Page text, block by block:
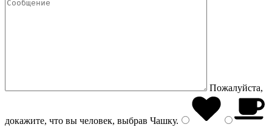
Пожалуйста,
докажите, что вы человек, выбрав Чашку.